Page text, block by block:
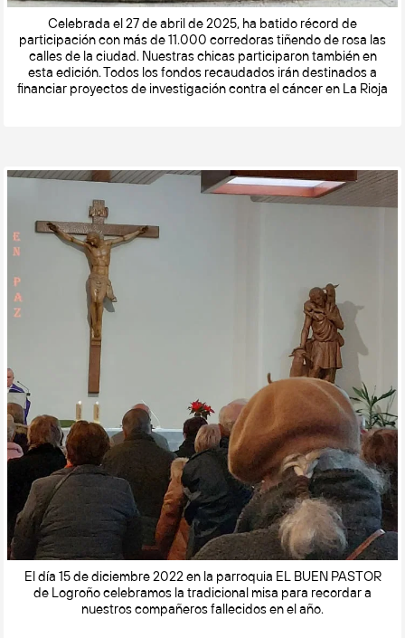
Celebrada el 27 de abril de 2025, ha batido récord de
participación con más de 11.000 corredoras tiñendo de rosa las
calles de la ciudad. Nuestras chicas participaron también en
esta edición. Todos los fondos recaudados irán destinados a
financiar proyectos de investigación contra el cáncer en La Rioja
El día 15 de diciembre 2022 en la parroquia EL BUEN PASTOR
de Logroño celebramos la tradicional misa para recordar a
nuestros compañeros fallecidos en el año.